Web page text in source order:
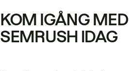
KOM IGÅNG MED
SEMRUSH IDAG